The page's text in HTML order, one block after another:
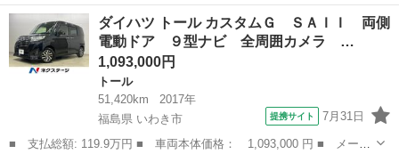
ー名： ダイハツ ■ 車種名： トール ■ グレード名： カスタム
Ｇ ２トーン Ｂｌｕｅｔｏｏｔｈ対応 全方位Ｍ レーダークルコ
ン 左右...
愛知 田原市 トール
ダイハツ トール カスタムＧ ＳＡＩＩ 両側
電動ドア ９型ナビ 全周囲カメラ …
1,093,000円
トール
51,420km
2017年
福島県 いわき市
提携サイト 7月31日
■ 支払総額: 119.9万円 ■ 車両本体価格： 1,093,000 円 ■ メーカ